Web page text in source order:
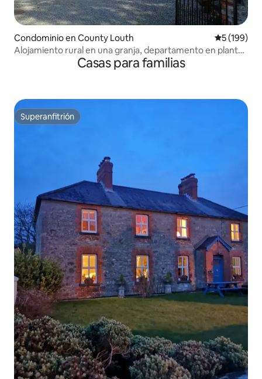
Condominio en County Louth
5 (199)
Alojamiento rural en una granja, departamento en planta
Casas para familias
Superanfitrión
Superanfitrión